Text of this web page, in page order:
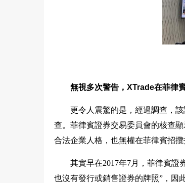
無視多次警告，XTrade在菲律
更令人震驚的是，經過調查，
查。菲律賓證券交易委員會的核查
合法企業人格，也無權在菲律賓招攬
其實早在2017年7月，菲律賓證
也沒有發行或銷售證券的牌照”，因